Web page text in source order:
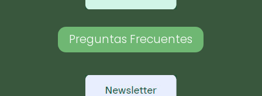
Preguntas Frecuentes